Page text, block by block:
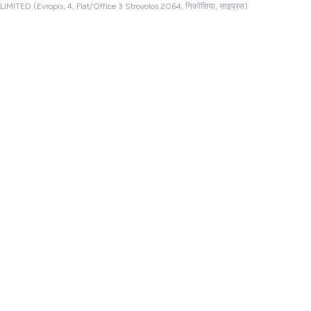
LIMITED (Evropis, 4, Flat/Office 3 Strovolos 2064, निकोसिया, साइप्रस)